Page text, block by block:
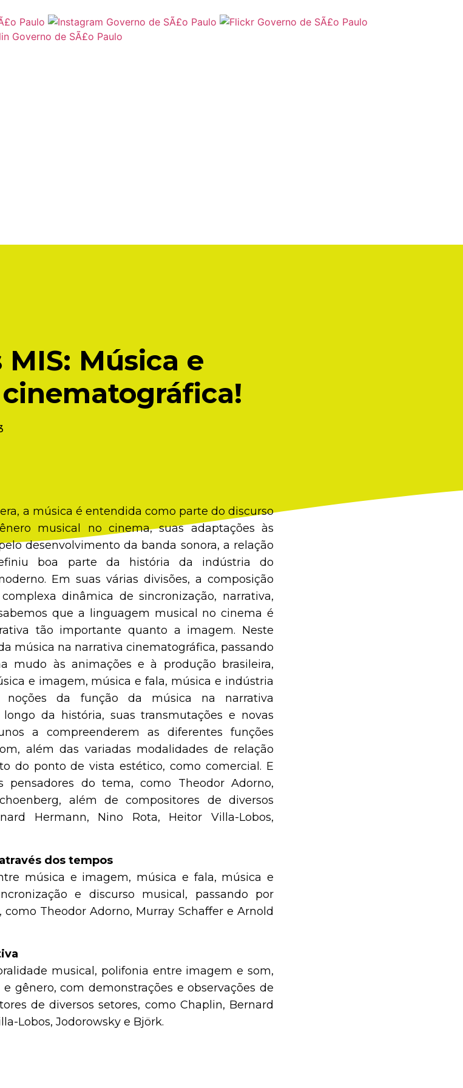
MIS: Música e
a música é entendida como parte do discurso
musical no cinema, suas adaptações às
desenvolvimento da banda sonora, a relação
boa parte da história da indústria do
Em suas várias divisões, a composição
dinâmica de sincronização, narrativa,
que a linguagem musical no cinema é
tão importante quanto a imagem. Neste
música na narrativa cinematográfica, passando
mudo às animações e à produção brasileira,
e imagem, música e fala, música e indústria
noções da função da música na narrativa
da história, suas transmutações e novas
a compreenderem as diferentes funções
além das variadas modalidades de relação
do ponto de vista estético, como comercial. E
pensadores do tema, como Theodor Adorno,
além de compositores de diversos
Hermann, Nino Rota, Heitor Villa-Lobos,
dos tempos
música e imagem, música e fala, música e
e discurso musical, passando por
Theodor Adorno, Murray Schaffer e Arnold
musical, polifonia entre imagem e som,
gênero, com demonstrações e observações de
de diversos setores, como Chaplin, Bernard
Lobos, Jodorowsky e Björk.